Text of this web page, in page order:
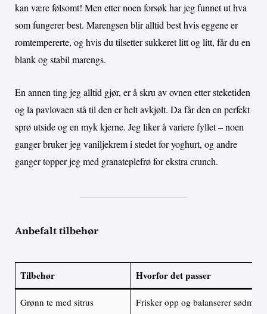
kan være følsomt! Men etter noen forsøk har jeg funnet ut hva
som fungerer best. Marengsen blir alltid best hvis eggene er
romtempererte, og hvis du tilsetter sukkeret litt og litt, får du en
blank og stabil marengs.
En annen ting jeg alltid gjør, er å skru av ovnen etter steketiden
og la pavlovaen stå til den er helt avkjølt. Da får den en perfekt
sprø utside og en myk kjerne. Jeg liker å variere fyllet – noen
ganger bruker jeg vaniljekrem i stedet for yoghurt, og andre
ganger topper jeg med granateplefrø for ekstra crunch.
Anbefalt tilbehør
Tilbehør Hvorfor det passer
Grønn te med sitrus Frisker opp og balanserer sødmen